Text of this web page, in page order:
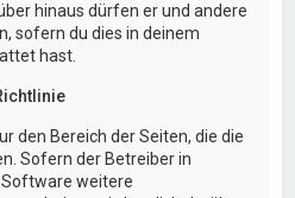
hinaus dürfen er und andere
sofern du dies in deinem
hast.
den Bereich der Seiten, die die
Sofern der Betreiber in
weitere